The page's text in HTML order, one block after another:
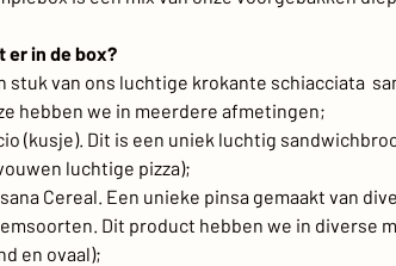
er in de box?
stuk van ons luchtige krokante schiacciata
hebben we in meerdere afmetingen;
(kusje). Dit is een uniek luchtig
luchtige pizza);
Cereal. Een unieke pinsa gemaakt van
Dit product hebben we in diverse
en ovaal);